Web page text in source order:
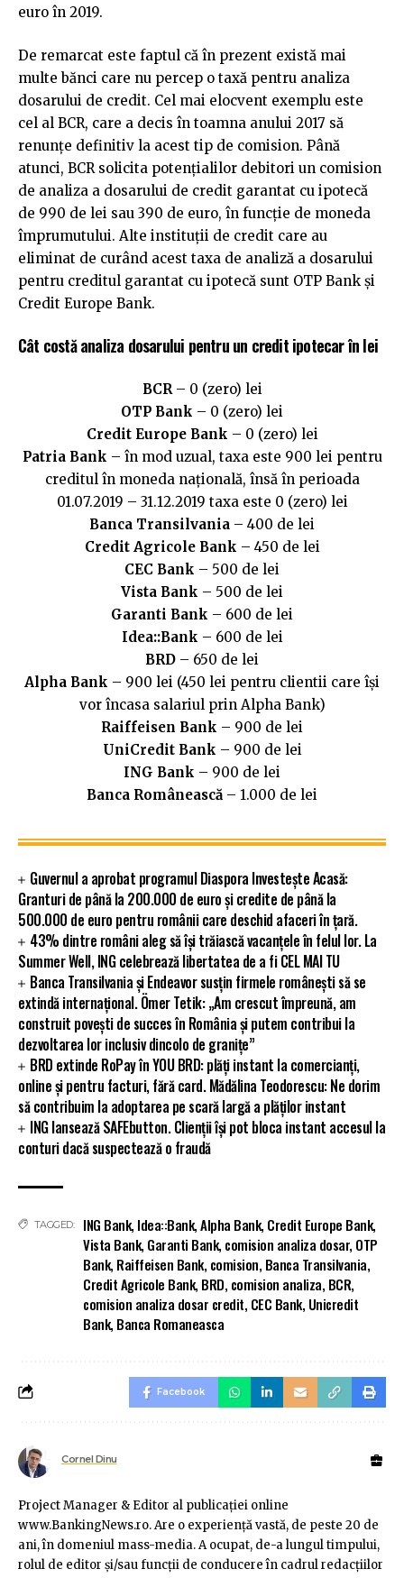
euro în 2019.
De remarcat este faptul că în prezent există mai
multe bănci care nu percep o taxă pentru analiza
dosarului de credit. Cel mai elocvent exemplu este
cel al BCR, care a decis în toamna anului 2017 să
renunțe definitiv la acest tip de comision. Până
atunci, BCR solicita potențialilor debitori un comision
de analiza a dosarului de credit garantat cu ipotecă
de 990 de lei sau 390 de euro, în funcție de moneda
împrumutului. Alte instituții de credit care au
eliminat de curând acest taxa de analiză a dosarului
pentru creditul garantat cu ipotecă sunt OTP Bank și
Credit Europe Bank.
Cât costă analiza dosarului pentru un credit ipotecar în lei
BCR– 0 (zero) lei
OTP Bank – 0 (zero) lei
Credit Europe Bank – 0 (zero) lei
Patria Bank – în mod uzual, taxa este 900 lei pentru
creditul în moneda națională, însă în perioada
01.07.2019 – 31.12.2019 taxa este 0 (zero) lei
Banca Transilvania – 400 de lei
Credit Agricole Bank – 450 de lei
CEC Bank – 500 de lei
Vista Bank – 500 de lei
Garanti Bank – 600 de lei
Idea::Bank – 600 de lei
BRD – 650 de lei
Alpha Bank – 900 lei (450 lei pentru clientii care își
vor încasa salariul prin Alpha Bank)
Raiffeisen Bank – 900 de lei
UniCredit Bank – 900 de lei
ING Bank – 900 de lei
Banca Românească – 1.000 de lei
Guvernul a aprobat programul Diaspora Investește Acasă:
Granturi de până la 200.000 de euro și credite de până la
500.000 de euro pentru românii care deschid afaceri în țară.
43% dintre români aleg să își trăiască vacanțele în felul lor. La
Summer Well, ING celebrează libertatea de a fi CEL MAI TU
Banca Transilvania și Endeavor susțin firmele românești să se
extindă internațional. Ömer Tetik: „Am crescut împreună, am
construit povești de succes în România și putem contribui la
dezvoltarea lor inclusiv dincolo de granițe”
BRD extinde RoPay în YOU BRD: plăți instant la comercianți,
online și pentru facturi, fără card. Mădălina Teodorescu: Ne dorim
să contribuim la adoptarea pe scară largă a plăților instant
ING lansează SAFEbutton. Clienții își pot bloca instant accesul la
conturi dacă suspectează o fraudă
TAGGED: ING Bank, Idea::Bank,Alpha Bank, Credit Europe Bank,
Vista Bank, Garanti Bank, comision analiza dosar, OTP
Bank, Raiffeisen Bank, comision, Banca Transilvania,
Credit Agricole Bank, BRD, comision analiza, BCR,
comision analiza dosar credit, CEC Bank, Unicredit
Bank, Banca Romaneasca
Facebook
Cornel Dinu
Project Manager & Editor al publicaţiei online
www.BankingNews.ro. Are o experienţă vastă, de peste 20 de
ani, în domeniul mass-media. A ocupat, de-a lungul timpului,
rolul de editor şi/sau funcţii de conducere în cadrul redacţiilor